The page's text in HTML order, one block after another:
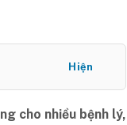
Hiện
cho nhiều bệnh lý,